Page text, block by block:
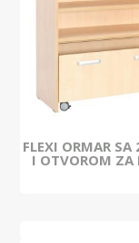
FLEXI ORMAR SA
I OTVOROM ZA